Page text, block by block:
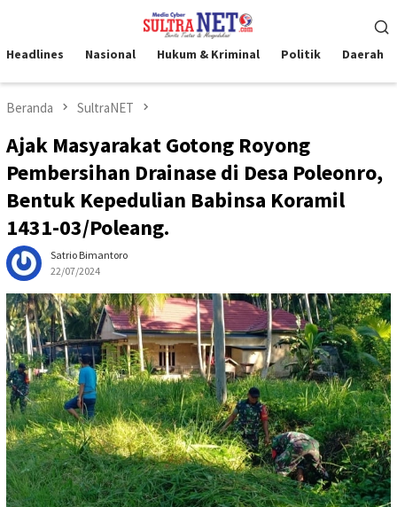
kontenMobile
Headlines Nasional Hukum & Kriminal Politik Daerah
Beranda SultraNET
Ajak Masyarakat Gotong Royong
Pembersihan Drainase di Desa Poleonro,
Bentuk Kepedulian Babinsa Koramil
1431-03/Poleang.
Satrio Bimantoro
22/07/2024